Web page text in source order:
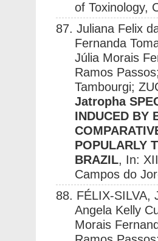
of Toxinology,
87. Juliana Felix
Fernanda
Júlia Morais
Ramos
Tambourgi;
Jatropha
INDUCED BY
POPULARLY
BRAZIL, In:
Campos do
88. FÉLIX-SILVA,
Angela Kelly
Morais